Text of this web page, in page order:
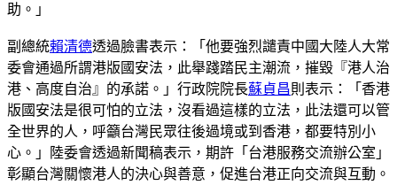
助。」
副總統賴清德透過臉書表示：「他要強烈譴責中國大陸人大常
委會通過所謂港版國安法，此舉踐踏民主潮流，摧毀『港人治
港、高度自治』的承諾。」行政院院長蘇貞昌則表示：「香港
版國安法是很可怕的立法，沒看過這樣的立法，此法還可以管
全世界的人，呼籲台灣民眾往後過境或到香港，都要特別小
心。」陸委會透過新聞稿表示，期許「台港服務交流辦公室」
彰顯台灣關懷港人的決心與善意，促進台港正向交流與互動。